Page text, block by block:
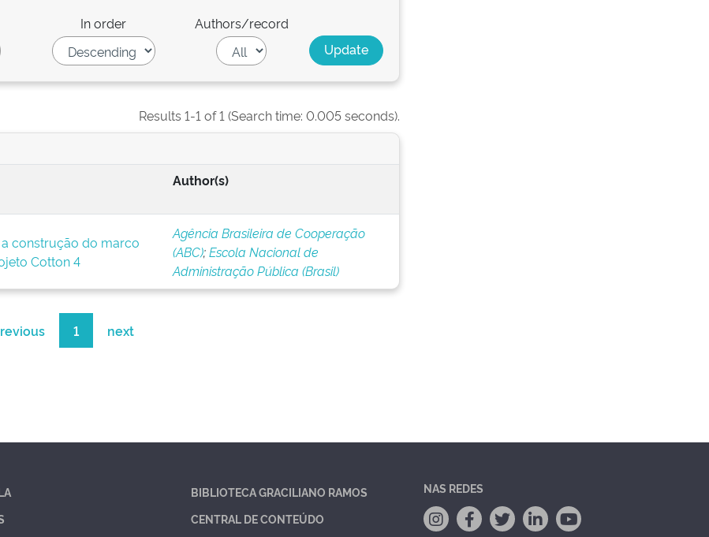
In order Authors/record
Results 1-1 of 1 (Search time: 0.005 seconds).
Author(s)
construção do marco
Cotton 4
Agência Brasileira de Cooperação
(ABC);Escola Nacional de
Administração Pública (Brasil)
1 next
BIBLIOTECA GRACILIANO RAMOS
CENTRAL DE CONTEÚDO
NAS REDES